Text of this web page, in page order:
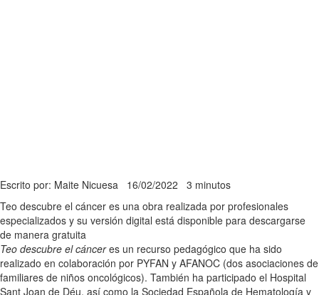
Escrito por: Maite Nicuesa 16/02/2022 3 minutos
Teo descubre el cáncer es una obra realizada por profesionales
especializados y su versión digital está disponible para descargarse
de manera gratuita
Teo descubre el cánceres un recurso pedagógico que ha sido
realizado en colaboración por PYFAN y AFANOC (dos asociaciones de
familiares de niños oncológicos). También ha participado el Hospital
Sant Joan de Déu, así como la Sociedad Española de Hematología y